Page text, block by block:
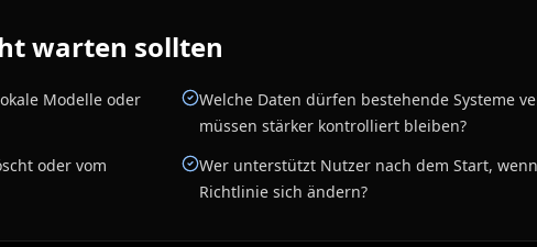
warten sollten
Modelle oder
Welche Daten dürfen bestehende Systeme
müssen stärker kontrolliert bleiben?
oder vom
Wer unterstützt Nutzer nach dem Start,
Richtlinie sich ändern?